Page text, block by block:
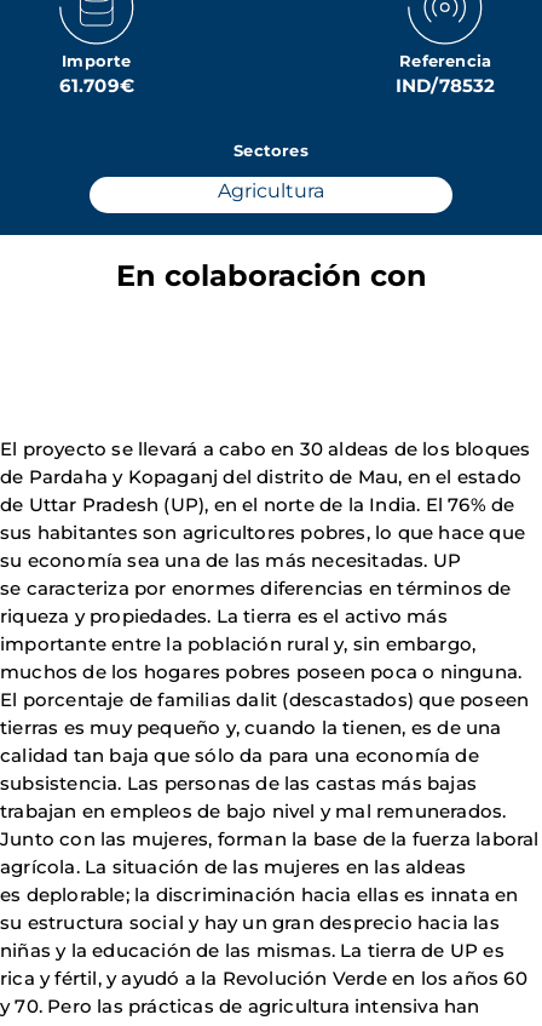
Importe
61.709€
Referencia
IND/78532
Sectores
Agricultura
En colaboración con
El proyecto se llevará a cabo en 30 aldeas de los bloques
de Pardaha y Kopaganj del distrito de Mau, en el estado
de Uttar Pradesh (UP), en el norte de la India. El 76% de
sus habitantes son agricultores pobres, lo que hace que
su economía sea una de las más necesitadas. UP
se caracteriza por enormes diferencias en términos de
riqueza y propiedades. La tierra es el activo más
importante entre la población rural y, sin embargo,
muchos de los hogares pobres poseen poca o ninguna.
El porcentaje de familias dalit (descastados) que poseen
tierras es muy pequeño y, cuando la tienen, es de una
calidad tan baja que sólo da para una economía de
subsistencia. Las personas de las castas más bajas
trabajan en empleos de bajo nivel y mal remunerados.
Junto con las mujeres, forman la base de la fuerza laboral
agrícola. La situación de las mujeres en las aldeas
es deplorable; la discriminación hacia ellas es innata en
su estructura social y hay un gran desprecio hacia las
niñas y la educación de las mismas. La tierra de UP es
rica y fértil, y ayudó a la Revolución Verde en los años 60
y 70. Pero las prácticas de agricultura intensiva han